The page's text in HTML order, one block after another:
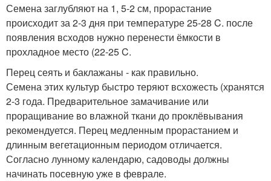
Семена заглубляют на 1, 5-2 см, прорастание
происходит за 2-3 дня при температуре 25-28 C. после
появления всходов нужно перенести ёмкости в
прохладное место (22-25 C.
Перец сеять и баклажаны - как правильно.
Семена этих культур быстро теряют всхожесть (хранятся
2-3 года. Предварительное замачивание или
проращивание во влажной ткани до проклёвывания
рекомендуется. Перец медленным прорастанием и
длинным вегетационным периодом отличается.
Согласно лунному календарю, садоводы должны
начинать посевную уже в феврале.